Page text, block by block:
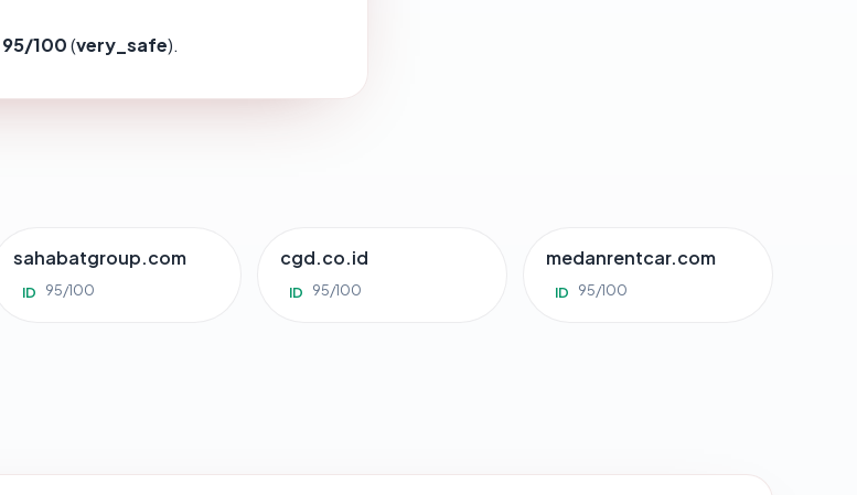
95/100(very_safe).
sahabatgroup.com
ID 95/100
cgd.co.id
ID 95/100
medanrentcar.com
ID 95/100